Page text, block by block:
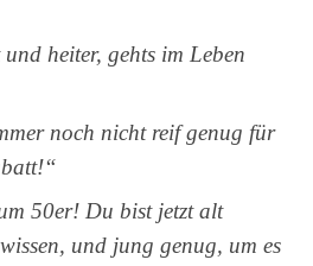
heiter, gehts im Leben
noch nicht reif genug für
50er! Du bist jetzt alt
und jung genug, um es